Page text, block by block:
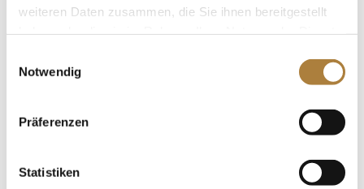
weiteren Daten zusammen, die Sie ihnen bereitgestellt
Notwendig
Präferenzen
Statistiken
Sekunden).
Deutschlands U25 Springpokal